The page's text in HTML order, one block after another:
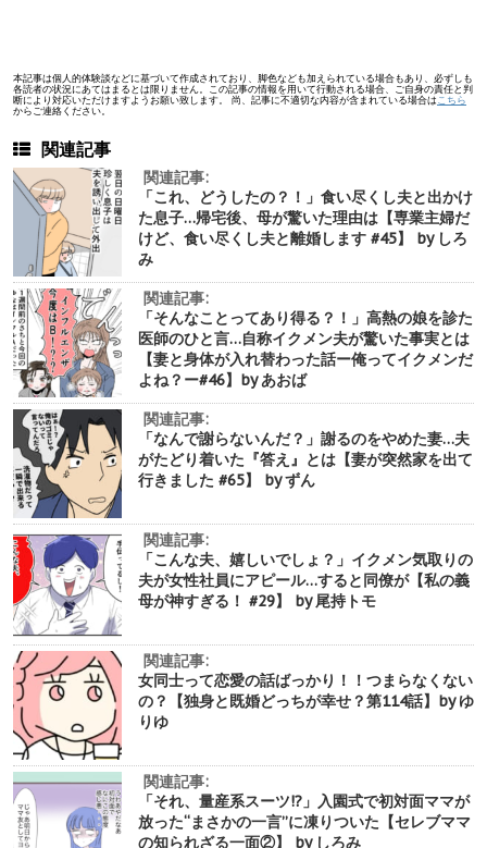
本記事は個人的体験談などに基づいて作成されており、脚色なども加えられている場合もあり、必ずしも
各読者の状況にあてはまるとは限りません。この記事の情報を用いて行動される場合、ご自身の責任と判
断により対応いただけますようお願い致します。 尚、記事に不適切な内容が含まれている場合はこちら
からご連絡ください。
関連記事
関連記事:
「これ、どうしたの？！」食い尽くし夫と出かけ
た息子…帰宅後、母が驚いた理由は【専業主婦だ
けど、食い尽くし夫と離婚します #45】 by しろ
み
関連記事:
「そんなことってあり得る？！」高熱の娘を診た
医師のひと言…自称イクメン夫が驚いた事実とは
【妻と身体が入れ替わった話ー俺ってイクメンだ
よね？ー#46】by あおば
関連記事:
「なんで謝らないんだ？」謝るのをやめた妻…夫
がたどり着いた『答え』とは【妻が突然家を出て
行きました #65】 by ずん
関連記事:
「こんな夫、嬉しいでしょ？」イクメン気取りの
夫が女性社員にアピール…すると同僚が【私の義
母が神すぎる！ #29】 by 尾持トモ
関連記事:
女同士って恋愛の話ばっかり！！つまらなくない
の？【独身と既婚どっちが幸せ？第114話】by ゆ
りゆ
関連記事:
「それ、量産系スーツ!?」入園式で初対面ママが
放った“まさかの一言”に凍りついた【セレブママ
の知られざる一面②】 by しろみ